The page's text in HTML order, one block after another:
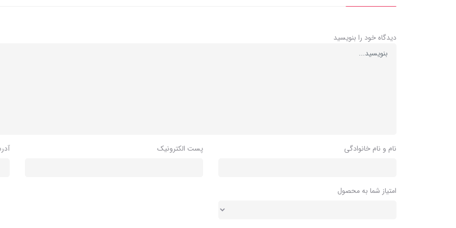
دیدگاه خود را بنویسید
نام و نام خانوادگی پست الکترونیک
امتیاز شما به محصول